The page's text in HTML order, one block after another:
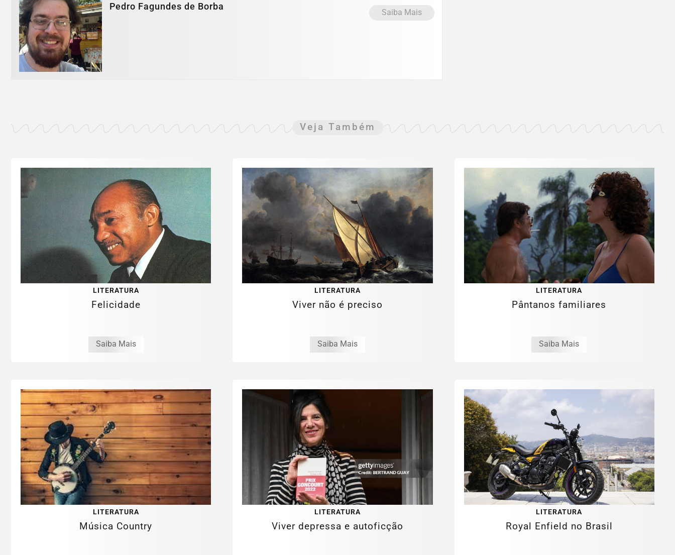
Pedro Fagundes de Borba
Saiba Mais
Veja Também
LITERATURA
Felicidade
Saiba Mais
LITERATURA
Viver não é preciso
Saiba Mais
LITERATURA
Pântanos familiares
Saiba Mais
LITERATURA
Música Country
LITERATURA
Viver depressa e autoficção
LITERATURA
Royal Enfield no Brasil